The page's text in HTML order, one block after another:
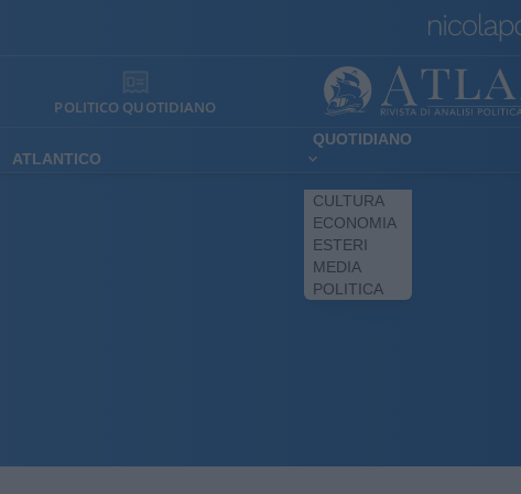
POLITICO QUOTIDIANO
ATLANTICO
QUOTIDIANO
CULTURA
ECONOMIA
ESTERI
MEDIA
POLITICA